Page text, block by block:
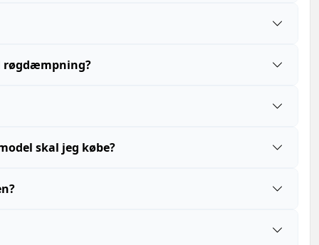
røgdæmpning?
skal jeg købe?